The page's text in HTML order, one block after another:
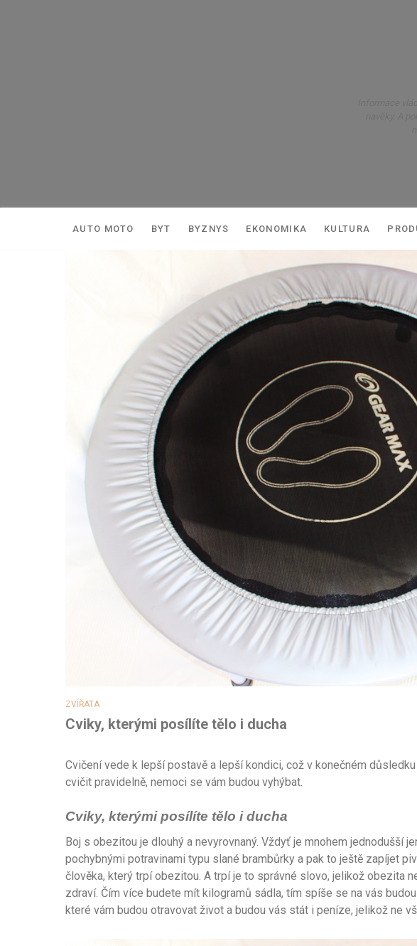
AUTO MOTO BYT BYZNYS EKONOMIKA KULTURA
ZVÍŘATA
Cviky, kterými posílíte tělo i ducha
Cvičení vede k lepší postavě a lepší kondici, což v konečném
cvičit pravidelně, nemoci se vám budou vyhýbat.
Cviky, kterými posílíte tělo i ducha
Boj s obezitou je dlouhý a nevyrovnaný. Vždyť je mnohem jednodušší
pochybnými potravinami typu slané brambůrky a pak to ještě zapíjet
člověka, který trpí obezitou. A trpí je to správné slovo, jelikož obezita
zdraví. Čím více budete mít kilogramů sádla, tím spíše se na vás
které vám budou otravovat život a budou vás stát i peníze, jelikož ne